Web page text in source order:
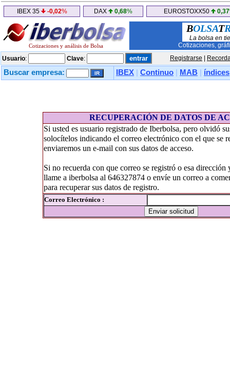
IBEX 35 -0,02% DAX 0,68% EUROSTOXX50 0,37
Cotizaciones y análisis de Bolsa
BOLSAT
La bolsa en
Cotizaciones,
Usuario: Clave: Registrarse
Buscar empresa: IBEX Continuo MAB índices
RECUPERACIÓN DE DATOS DE
Si usted es usuario registrado de Iberbolsa, pero olvidó
solocítelos indicando el correo electrónico con el que se
enviaremos un e-mail con sus datos de acceso.
Si no recuerda con que correo se registró o esa dirección
llame a iberbolsa al 646327874 o envíe un correo a
para recuperar sus datos de registro.
Correo Electrónico :